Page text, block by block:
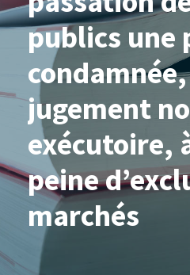
publics une
jugement
exécutoire,
peine
marchés